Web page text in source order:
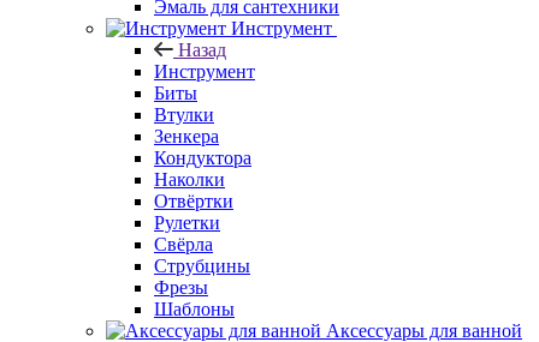
Эмаль для сантехники
Инструмент
Назад
Инструмент
Биты
Втулки
Зенкера
Кондуктора
Наколки
Отвёртки
Рулетки
Свёрла
Струбцины
Фрезы
Шаблоны
Аксессуары для ванной